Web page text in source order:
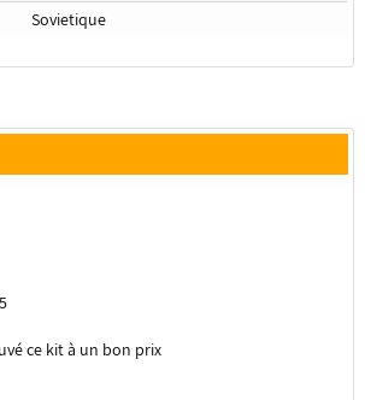
Sovietique
ce kit à un bon prix